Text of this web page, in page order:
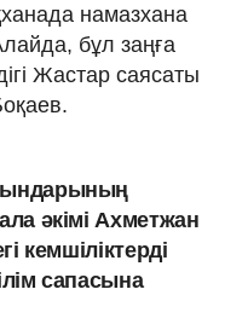
намазхана
бұл заңға
Жастар саясаты
әкімі Ахметжан
кемшіліктерді
сапасына